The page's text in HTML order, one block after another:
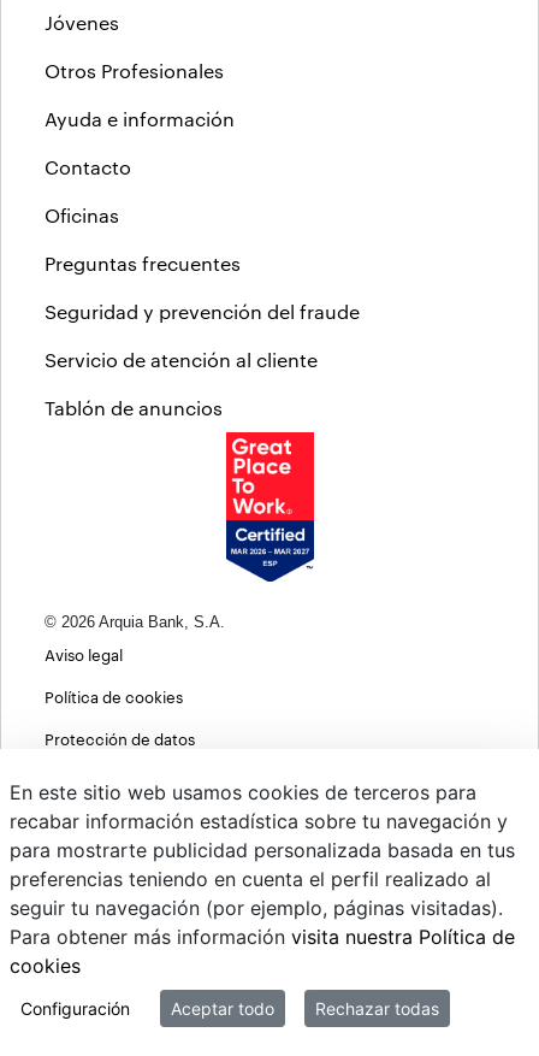
Jóvenes
Otros Profesionales
Ayuda e información
Contacto
Oficinas
Preguntas frecuentes
Seguridad y prevención del fraude
Servicio de atención al cliente
Tablón de anuncios
© 2026 Arquia Bank, S.A.
Aviso legal
Política de cookies
Protección de datos
Política de privacidad web
MIFID
PSD2
Cambio de divisas
Sistema interno de información
En este sitio web usamos cookies de terceros para
recabar información estadística sobre tu navegación y
para mostrarte publicidad personalizada basada en tus
preferencias teniendo en cuenta el perfil realizado al
seguir tu navegación (por ejemplo, páginas visitadas).
Para obtener más información visita nuestra Política de
cookies
Configuración Aceptar todo Rechazar todas